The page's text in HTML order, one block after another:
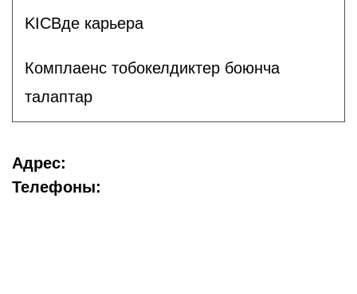
KICBде карьера
Комплаенс тобокелдиктер боюнча
талаптар
Адрес:
Телефоны: